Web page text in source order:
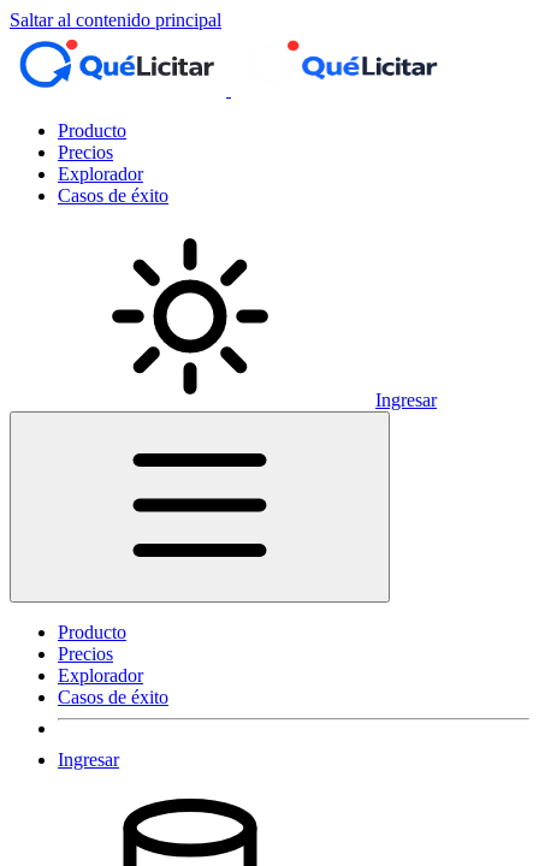
Saltar al contenido principal
Producto
Precios
Explorador
Casos de éxito
Ingresar
Producto
Precios
Explorador
Casos de éxito
Ingresar